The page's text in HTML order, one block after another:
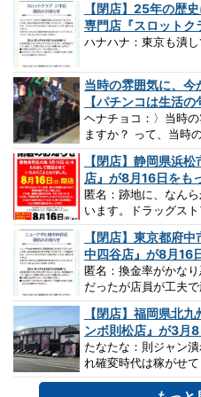
【閉店】25年の歴
専門店『スロットク
ハナハナ：東京も潰
当時の雰囲気に、今
【パチンコは生活の
ヘナチョコ：〉当時
ますか？ って、当時
【閉店】静岡県浜
店』が8月16日をも
匿名：跡地に、なん
います。ドラッグス
【閉店】東京都府
中四谷店』が8月16
匿名：換金率がかな
だったが店員が工夫
【閉店】福岡県北
ンボ則松店』が3月
たなたな：則ジャン
れ確変時代は稼がせ